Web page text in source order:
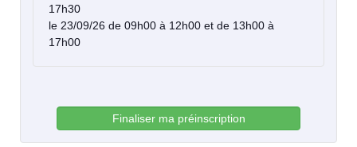
17h30
le 23/09/26 de 09h00 à 12h00 et de 13h00 à
17h00
Finaliser ma préinscription